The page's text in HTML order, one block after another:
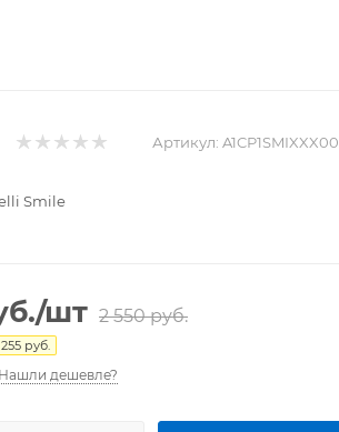
Артикул: A1CP1SMIXXX00
Smile
/шт 2 550руб.
255 руб.
Нашли дешевле?